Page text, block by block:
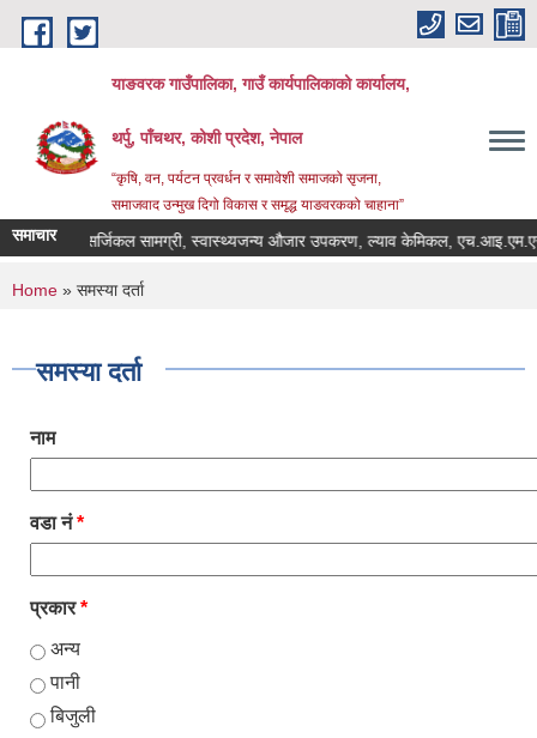
Skip to main content
याङवरक गाउँपालिका, गाउँ कार्यपालिकाको कार्यालय,
थर्पु, पाँचथर, कोशी प्रदेश, नेपाल
“कृषि, वन, पर्यटन प्रवर्धन र समावेशी समाजको सृजना,
समाजवाद उन्मुख दिगो विकास र समृद्ध याङवरकको चाहाना”
समाचार
औषधी, सर्जिकल सामग्री, स्वास्थ्यजन्य औजार उपकरण, ल्याव केमिकल, एच.आइ.एम.एस
You are here
Home » समस्या दर्ता
समस्या दर्ता
नाम
वडा नं*
प्रकार*
अन्य
पानी
बिजुली